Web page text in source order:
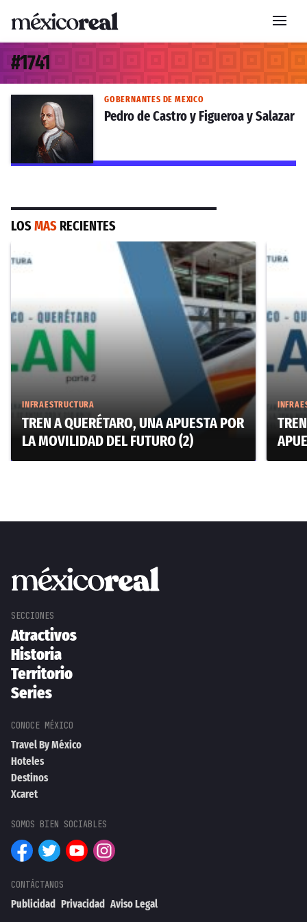
#1741
GOBERNANTES DE MEXICO
Pedro de Castro y Figueroa y Salazar
LOSMAS RECIENTES
INFRAESTRUCTURA
TREN A QUERÉTARO, UNA APUESTA POR
LA MOVILIDAD DEL FUTURO (2)
Atractivos
Historia
Territorio
Series
Travel By México
Hoteles
Destinos
Xcaret
Publicidad Privacidad Aviso Legal